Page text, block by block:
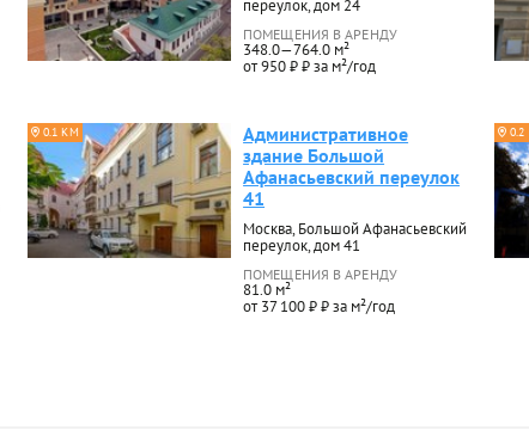
переулок, дом 24
ПОМЕЩЕНИЯ В АРЕНДУ
348.0—764.0 м²
от 950 ₽ ₽ за м²/год
0.1 КМ
Административное
здание Большой
Афанасьевский переулок
41
Москва, Большой Афанасьевский
переулок, дом 41
ПОМЕЩЕНИЯ В АРЕНДУ
81.0 м²
от 37 100 ₽ ₽ за м²/год